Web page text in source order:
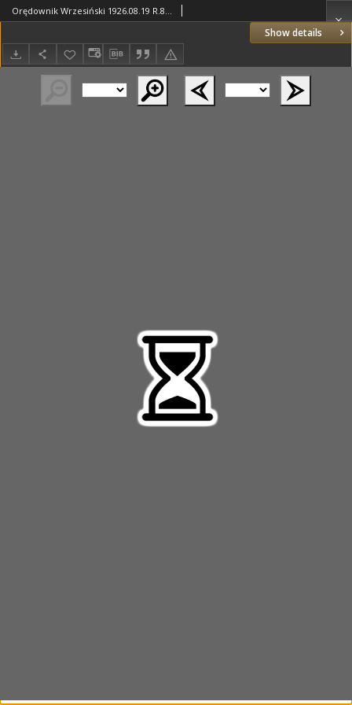
Show details
Orędownik Wrzesiński 1926.08.19 R.8 Nr94